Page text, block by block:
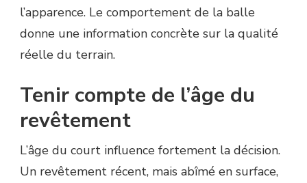
l’apparence. Le comportement de la balle
donne une information concrète sur la qualité
réelle du terrain.
Tenir compte de l’âge du
revêtement
L’âge du court influence fortement la décision.
Un revêtement récent, mais abîmé en surface,